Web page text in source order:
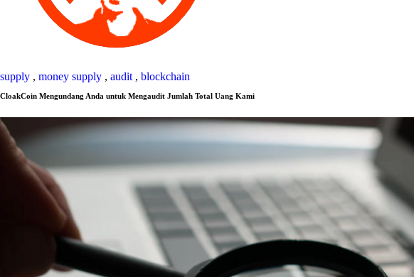
supply , money supply , audit , blockchain
CloakCoin Mengundang Anda untuk Mengaudit Jumlah Total Uang Kami